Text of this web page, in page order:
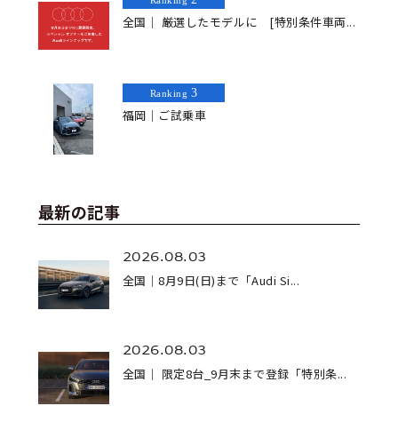
全国｜ 厳選したモデルに [特別条件車両...
Ranking 3
福岡｜ご試乗車
最新の記事
2026.08.03
全国｜8月9日(日)まで「Audi Si...
2026.08.03
全国｜ 限定8台_9月末まで登録「特別条...